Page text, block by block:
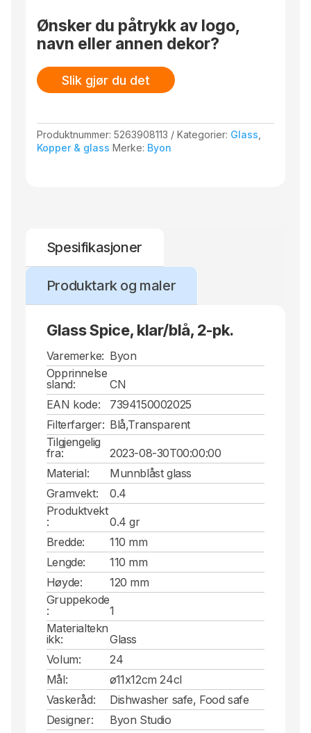
Ønsker du påtrykk av logo,
navn eller annen dekor?
Slik gjør du det
Produktnummer:5263908113 Kategorier: Glass
Kopper & glass Merke: Byon
Spesifikasjoner
Produktark og maler
Glass Spice, klar/blå, 2-pk.
Varemerke: Byon
Opprinnelse
sland:
CN
EAN kode:
7394150002025
Filterfarger: Blå,Transparent
Tilgjengelig
fra:
2023-08-30T00:00:00
Material:
Munnblåst glass
Gramvekt:
0.4
Produktvekt
:
0.4 gr
Bredde:
110 mm
Lengde:
110 mm
Høyde:
120 mm
Gruppekode
:
1
Materialtekn
ikk:
Glass
Volum:
24
Mål:
ø11x12cm 24cl
Vaskeråd:
Dishwasher safe, Food safe
Designer:
Byon Studio